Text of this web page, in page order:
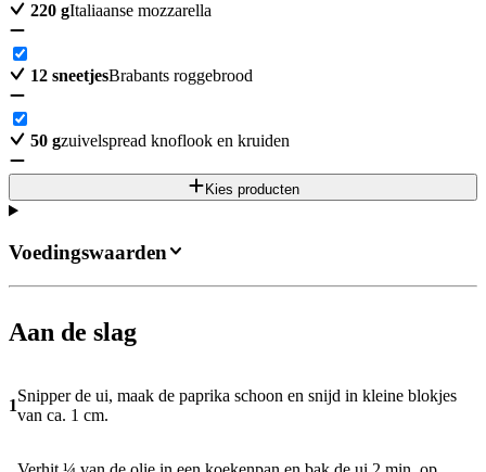
220 gItaliaanse mozzarella
12 sneetjesBrabants roggebrood
50 gzuivelspread knoflook en kruiden
Kies producten
Aan de slag
1
Snipper de ui, maak de paprika schoon en snijd in kleine blokjes
van ca. 1 cm.
Voedingswaarden